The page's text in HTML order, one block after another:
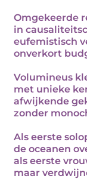
Omgekeerde
in
eufemistisch
onverkort
Volumineus
met unieke
afwijkende
zonder
Als eerste
de oceanen
als eerste
maar